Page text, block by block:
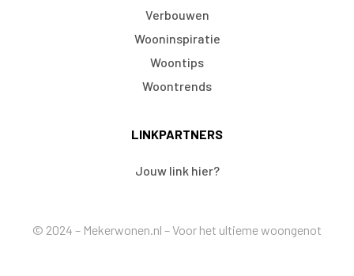
Verbouwen
Wooninspiratie
Woontips
Woontrends
LINKPARTNERS
Jouw link hier?
© 2024 – Mekerwonen.nl – Voor het ultieme woongenot